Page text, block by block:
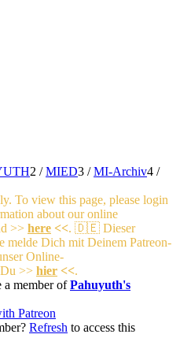
2 / MIED3 / MI-Archiv4 /
To view this page, please login
about our online
>> here <<. 🇩🇪 Dieser
melde Dich mit Deinem Patreon-
Online-
>> hier <<.
a member ofPahuyuth's
Patreon
Refresh to access this